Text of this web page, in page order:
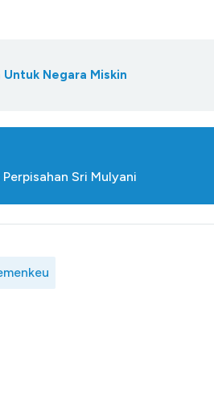
Untuk Negara Miskin
Sri Mulyani